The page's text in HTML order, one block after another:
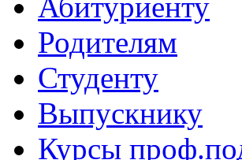
Абитуриенту
Родителям
Студенту
Выпускнику
Курсы